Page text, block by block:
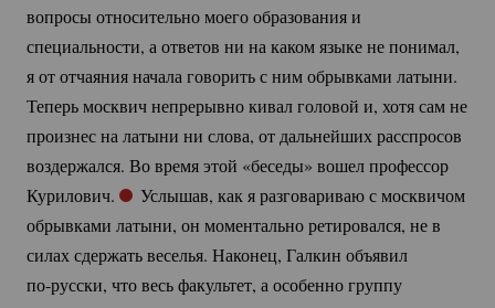
вопросы относительно моего образования и
специальности, а ответов ни на каком языке не понимал,
я от отчаяния начала говорить с ним обрывками латыни.
Теперь москвич непрерывно кивал головой и, хотя сам не
произнес на латыни ни слова, от дальнейших расспросов
воздержался. Во время этой «беседы» вошел профессор
Курилович.
Услышав, как я разговариваю с москвичом
обрывками латыни, он моментально ретировался, не в
силах сдержать веселья. Наконец, Галкин объявил
по-русски, что весь факультет, а особенно группу